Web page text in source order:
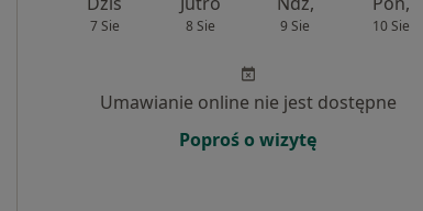
7 Sie 8 Sie 9 Sie 10 Sie
Umawianie online nie jest dostępne
Poproś o wizytę